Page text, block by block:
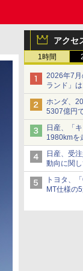
アクセ
1時間
2026年7月
ランド」
は2591台
ホンダ、
5307億円
日産、「
1980kmを
日産、受
動向に関
が解説
トヨタ、
MT仕様の